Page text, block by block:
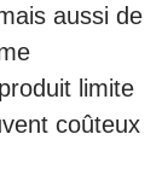
aussi de
limite
coûteux